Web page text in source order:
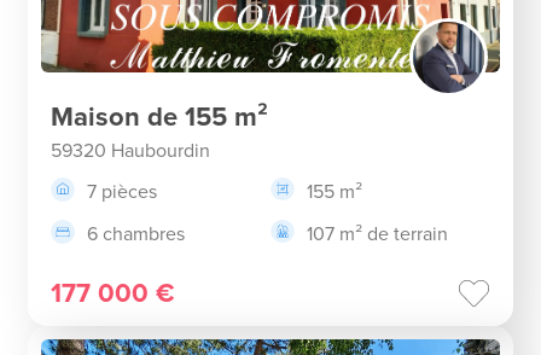
Maison de 155 m²
59320 Haubourdin
7 pièces
155 m²
6 chambres
107 m² de terrain
177 000 €